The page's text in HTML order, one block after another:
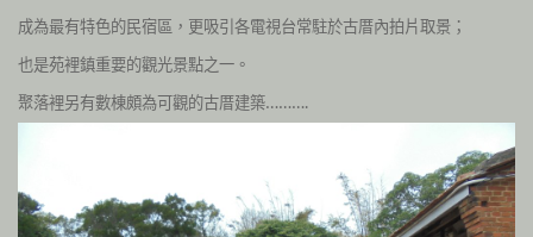
成為最有特色的民宿區，更吸引各電視台常駐於古厝內拍片取景；
也是苑裡鎮重要的觀光景點之一。
聚落裡另有數棟頗為可觀的古厝建築……….